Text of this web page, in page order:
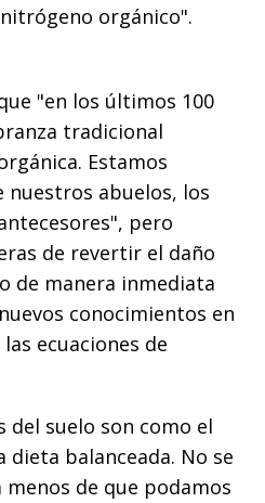
orgánico".
"en los últimos 100
tradicional
Estamos
nuestros abuelos, los
pero
de revertir el daño
de manera inmediata
conocimientos en
ecuaciones de
del suelo son como el
dieta balanceada. No se
menos de que podamos